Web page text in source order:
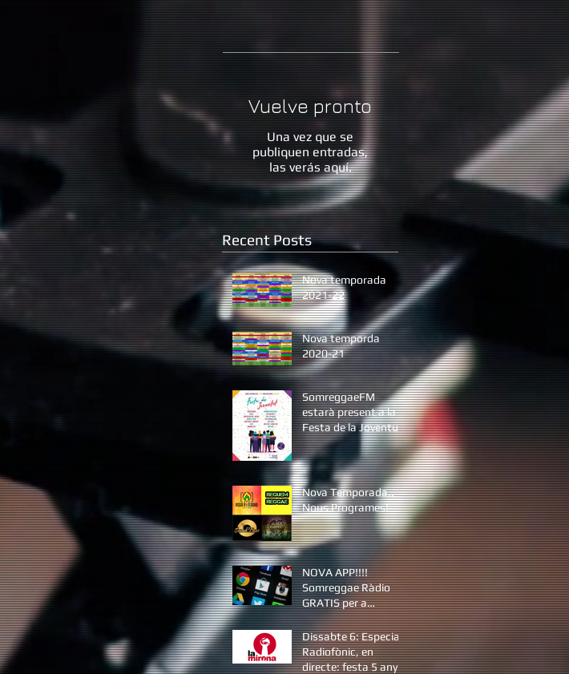
Vuelve pronto
Una vez que se
publiquen entradas,
las verás aquí.
Recent Posts
Nova temporada
2021-22
Nova temporda
2020-21
SomreggaeFM
estarà present a la
Festa de la Joventut
de Platja d'Aro la
tarda del dissabte 19
d&
Nova Temporada..
Nous Programes!
NOVA APP!!!!
Somreggae Ràdio
GRATIS per a
sistema Android
Dissabte 6: Especial
Radiofònic, en
directe: festa 5 anys